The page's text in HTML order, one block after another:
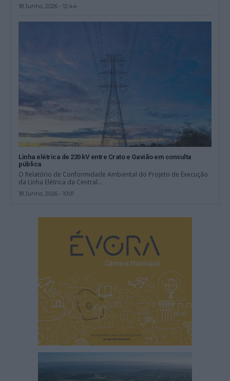
18 Junho, 2026 - 12:44
Linha elétrica de 220 kV entre Crato e Gavião em consulta
pública
O Relatório de Conformidade Ambiental do Projeto de Execução
da Linha Elétrica da Central...
18 Junho, 2026 - 10:01